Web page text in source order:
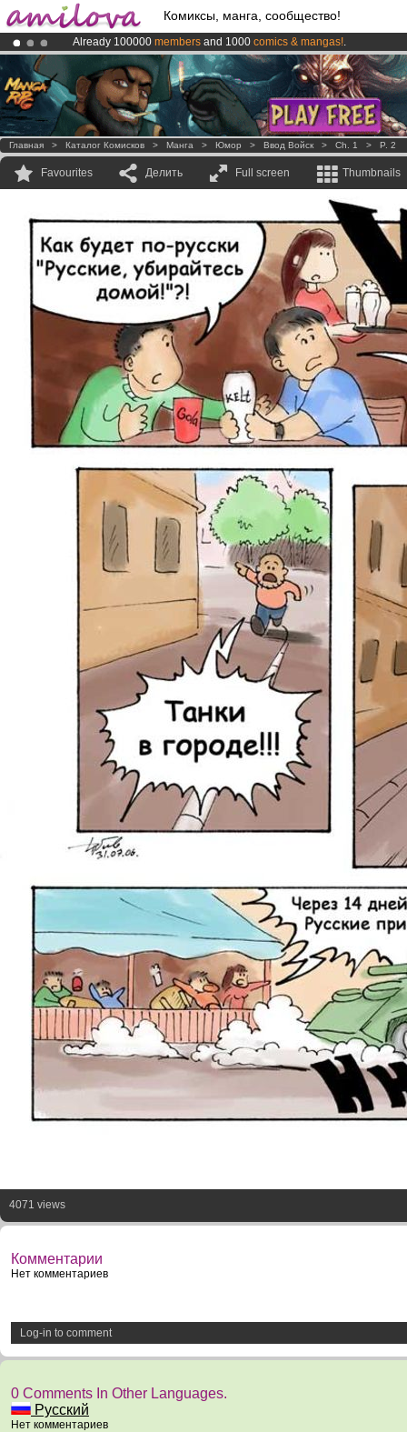
Комиксы, манга, сообщество!
Already 100000 members and 1000 comics & mangas!.
AmilovaKickstarter is now LIVE!.
Premium membership from3.95 euros per month !Get membership
Главная > Каталог Комисков > Манга > Юмор > Ввод Войск > Ch. 1 > P. 2
Favourites Делить Full screen Thumbnails
4071 views
Комментарии
Нет комментариев
Log-in to comment
0 Comments In Other Languages.
Русский
Нет комментариев